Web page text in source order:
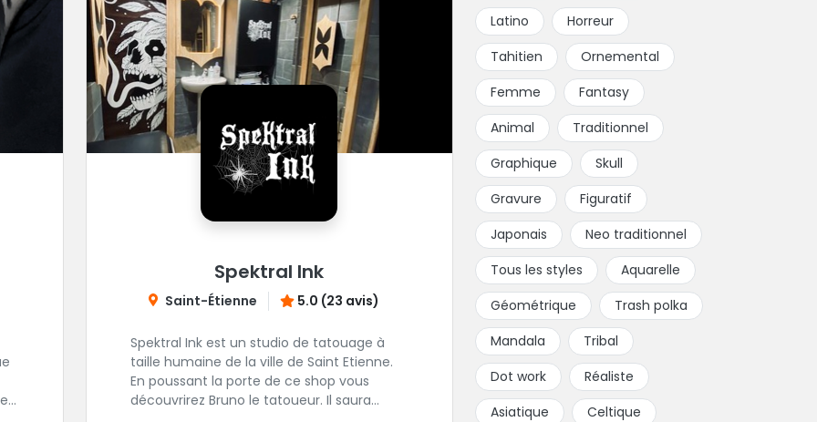
Spektral Ink
Saint-Étienne 5.0 (23 avis)
Spektral Ink est un studio de tatouage à
taille humaine de la ville de Saint Etienne.
En poussant la porte de ce shop vous
découvrirez Bruno le tatoueur. Il saura
Latino
Horreur
Tahitien
Ornemental
Femme
Fantasy
Animal
Traditionnel
Graphique
Skull
Gravure
Figuratif
Japonais
Neo traditionnel
Tous les styles
Aquarelle
Géométrique
Trash polka
Mandala
Tribal
Dot work
Réaliste
Asiatique
Celtique